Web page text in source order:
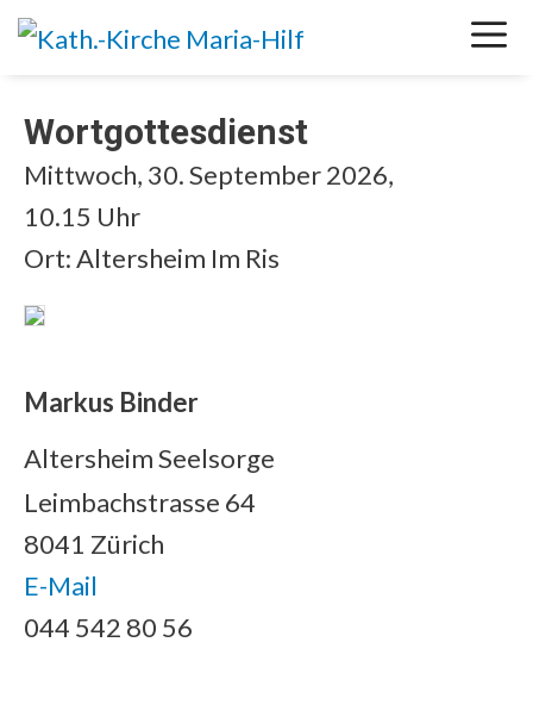
Springe
Wortgottesdienst
Mittwoch, 30. September 2026,
10.15 Uhr
Ort: Altersheim Im Ris
Markus Binder
Altersheim Seelsorge
Leimbachstrasse 64
8041 Zürich
E-Mail
044 542 80 56